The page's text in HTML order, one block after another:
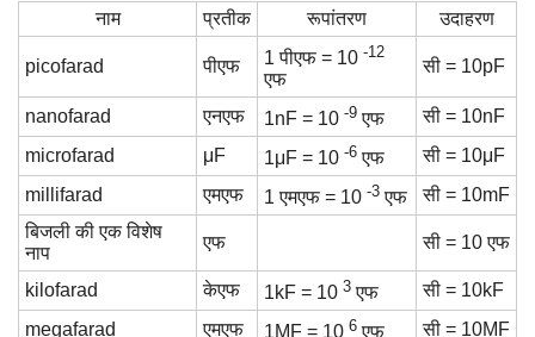
नाम प्रतीक रूपांतरण उदाहरण
picofarad पीएफ 1 पीएफ = 10 -12
एफ
सी = 10pF
nanofarad एनएफ 1nF = 10 -9 एफ
सी = 10nF
microfarad
μF 1μF = 10 -6 एफ
सी = 10μF
millifarad
एमएफ 1 एमएफ = 10 -3 एफ
सी = 10mF
बिजली की एक विशेष
नाप
एफ सी = 10 एफ
kilofarad केएफ 1kF = 10 3 एफ
सी = 10kF
megafarad
एमएफ 1MF = 10 6 एफ सी = 10MF